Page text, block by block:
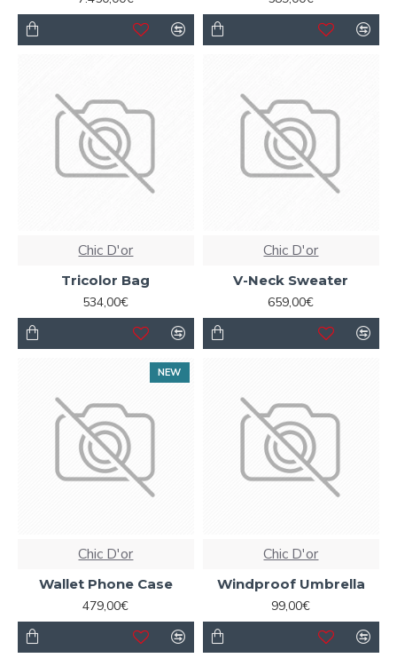
Chic D'or
Tricolor Bag
534,00€
Chic D'or
V-Neck Sweater
659,00€
NEW
Chic D'or
Wallet Phone Case
479,00€
Chic D'or
Windproof Umbrella
99,00€